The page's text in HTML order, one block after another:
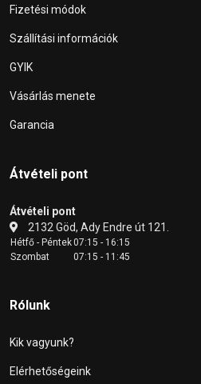
Fizetési módok
Szállítási információk
GYIK
Vásárlás menete
Garancia
Átvételi pont
Átvételi pont
2132 Göd, Ady Endre út 121.
Hétfő - Péntek07:15 - 16:15
Szombat
07:15 - 11:45
Rólunk
Kik vagyunk?
Elérhetőségeink